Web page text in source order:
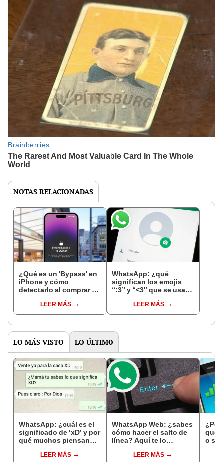
NOTAS RELACIONADAS
¿Qué es un 'Bypass' en
iPhone y cómo
detectarlo al comprar un
LEER MÁS
WhatsApp: ¿qué
significan los emojis
“:3” y “<3″ que se usan
LEER MÁS
LO MÁS VISTO LO ÚLTIMO
WhatsApp: ¿cuál es el
significado de ‘xD’ y por
qué muchos piensan
LEER MÁS
WhatsApp Web: ¿sabes
cómo hacer el salto de
línea? Aquí te lo
LEER MÁS
¿Por
o sin